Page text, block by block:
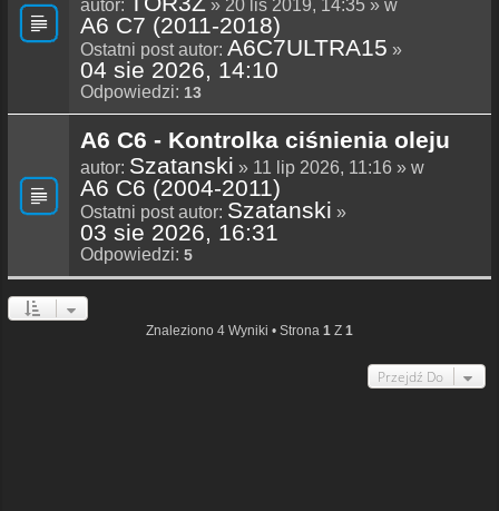
autor: » 20 lis 2019, 14:35 » w
A6 C7 (2011-2018)
Ostatni post autor: A6C7ULTRA15 »
04 sie 2026, 14:10
Odpowiedzi: 13
A6 C6 - Kontrolka ciśnienia oleju
autor: Szatanski » 11 lip 2026, 11:16 » w
A6 C6 (2004-2011)
Ostatni post autor: Szatanski »
03 sie 2026, 16:31
Odpowiedzi: 5
Znaleziono 4 Wyniki • Strona 1 Z 1
Przejdź Do